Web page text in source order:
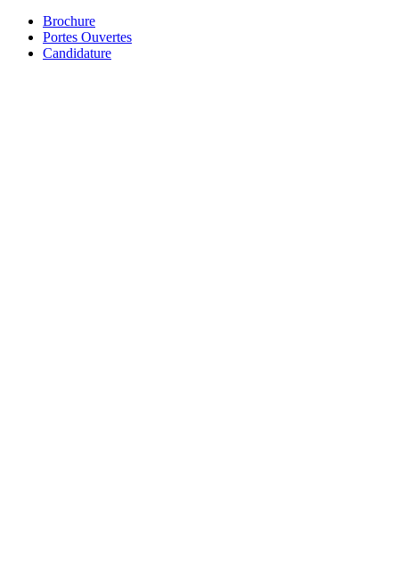
Brochure
Portes Ouvertes
Candidature